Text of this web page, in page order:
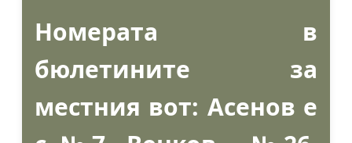
Номерата в
бюлетините за
местния вот: Асенов е